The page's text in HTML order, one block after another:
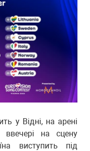
у Відні, на арені
ввечері на сцену
виступить під